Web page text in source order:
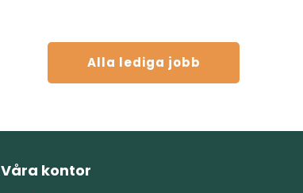
Alla lediga jobb
Våra kontor